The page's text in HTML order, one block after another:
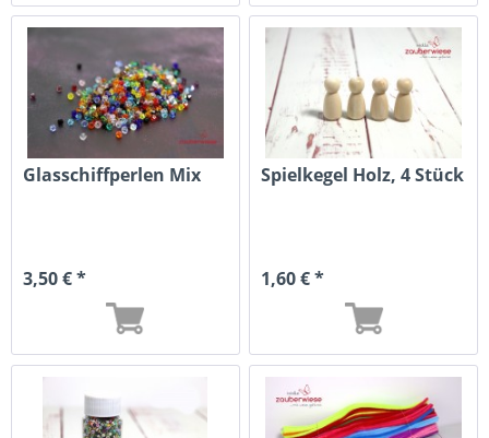
Glasschiffperlen Mix
3,50 € *
Spielkegel Holz, 4 Stück
1,60 € *